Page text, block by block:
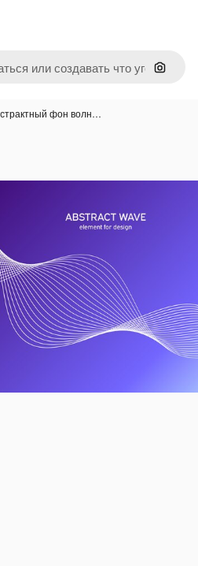
Поиск
фон волн…